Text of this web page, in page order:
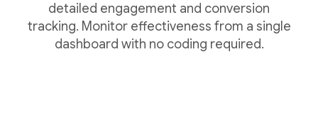
detailed engagement and conversion
tracking. Monitor effectiveness from a single
dashboard with no coding required.